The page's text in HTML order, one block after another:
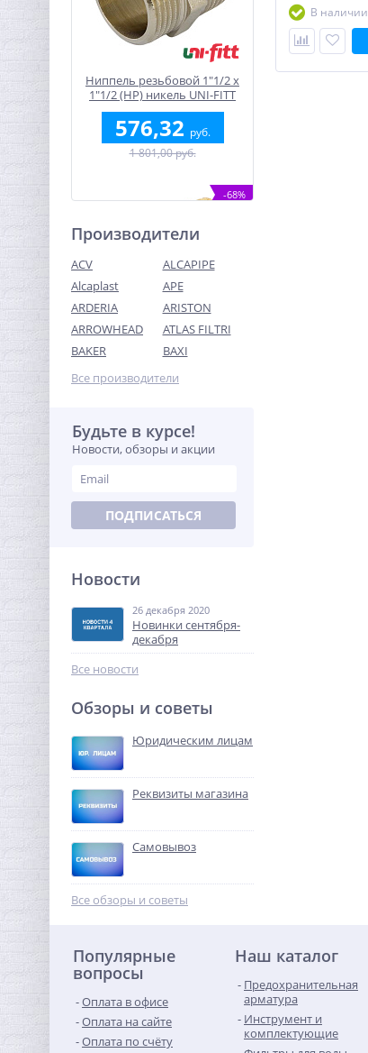
Ниппель резьбовой 1"1/2 x
1"1/2 (НР) никель UNI-FITT
576,32 руб.
1 801,00 руб.
-68%
Ниппель резьбовой 1/4" x
1/4" (НР) латунь UNI-FITT
74,56
Бочонок резьбовой (НР) 1"
x 100 мм UNI-FITT
608,64
Модуль расширения
Neptun Smart счетчики
воды
3 419,00 руб.
-68%
Производители
ACV
ALCAPIPE
Alcaplast
APE
ARDERIA
ARISTON
ARROWHEAD
ATLAS FILTRI
BAKER
BAXI
Все производители
Будьте в курсе!
Новости, обзоры и акции
ПОДПИСАТЬСЯ
Новости
26 декабря 2020
Новинки сентября-
декабря
Все новости
Обзоры и советы
Юридическим лицам
Реквизиты магазина
Самовывоз
Все обзоры и советы
В наличии
Популярные
вопросы
Оплата в офисе
Оплата на сайте
Оплата по счёту
Наш каталог
Предохранительная
арматура
Инструмент и
комплектующие